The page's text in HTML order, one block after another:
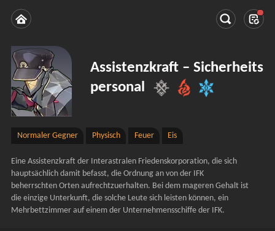
Assistenzkraft – Sicherheits
personal
Normaler Gegner Physisch Feuer Eis
Eine Assistenzkraft der Interastralen Friedenskorporation, die sich
hauptsächlich damit befasst, die Ordnung an von der IFK
beherrschten Orten aufrechtzuerhalten. Bei dem mageren Gehalt ist
die einzige Unterkunft, die solche Leute sich leisten können, ein
Mehrbettzimmer auf einem der Unternehmensschiffe der IFK.